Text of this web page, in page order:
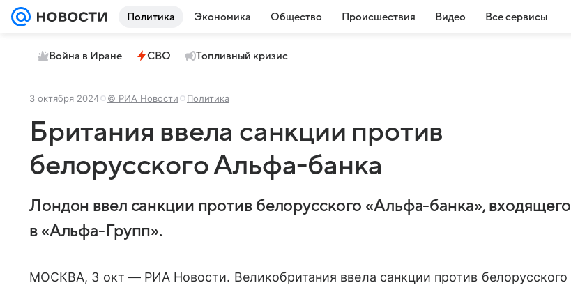
Политика Экономика Общество Происшествия Видео Все сервисы
Война в Иране СВО Топливный кризис
3 октября 2024 © РИА Новости Политика
Британия ввела санкции против
белорусского Альфа-банка
Лондон ввел санкции против белорусского «Альфа-банка», входящего
в «Альфа-Групп».
МОСКВА, 3 окт — РИА Новости. Великобритания ввела санкции против белорусского